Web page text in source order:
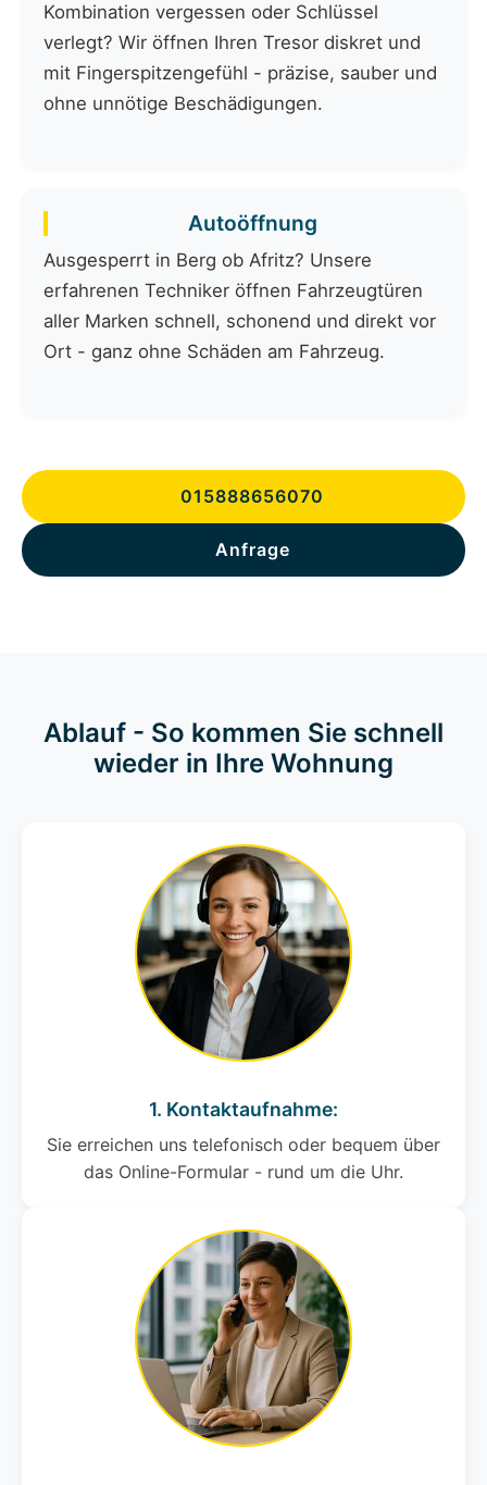
Kombination vergessen oder Schlüssel
verlegt? Wir öffnen Ihren Tresor diskret und
mit Fingerspitzengefühl - präzise, sauber und
ohne unnötige Beschädigungen.
Autoöffnung
Ausgesperrt in Berg ob Afritz? Unsere
erfahrenen Techniker öffnen Fahrzeugtüren
aller Marken schnell, schonend und direkt vor
Ort - ganz ohne Schäden am Fahrzeug.
015888656070
Anfrage
Ablauf - So kommen Sie schnell
wieder in Ihre Wohnung
1. Kontaktaufnahme:
Sie erreichen uns telefonisch oder bequem über
das Online-Formular - rund um die Uhr.